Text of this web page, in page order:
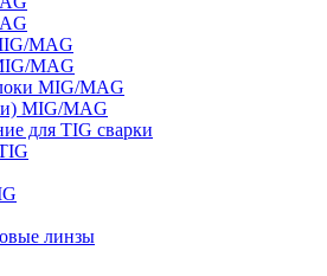
MAG
MAG
MIG/MAG
MIG/MAG
для TIG сварки
линзы